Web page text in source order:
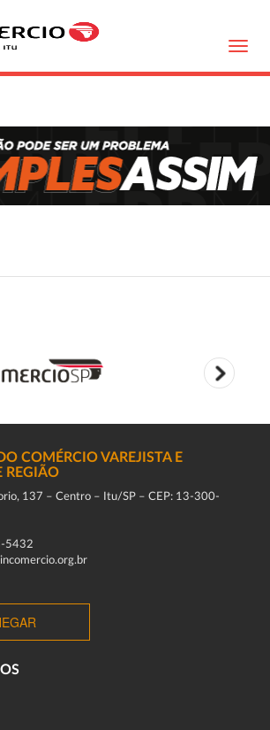
COMÉRCIO VAREJISTA E
REGIÃO
137 – Centro – Itu/SP – CEP: 13-300-
5432